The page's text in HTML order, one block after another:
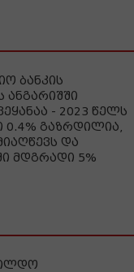
ბანკის
- 2023 წელს
0.4% გაზრდილია,
და
მდგრადი 5%